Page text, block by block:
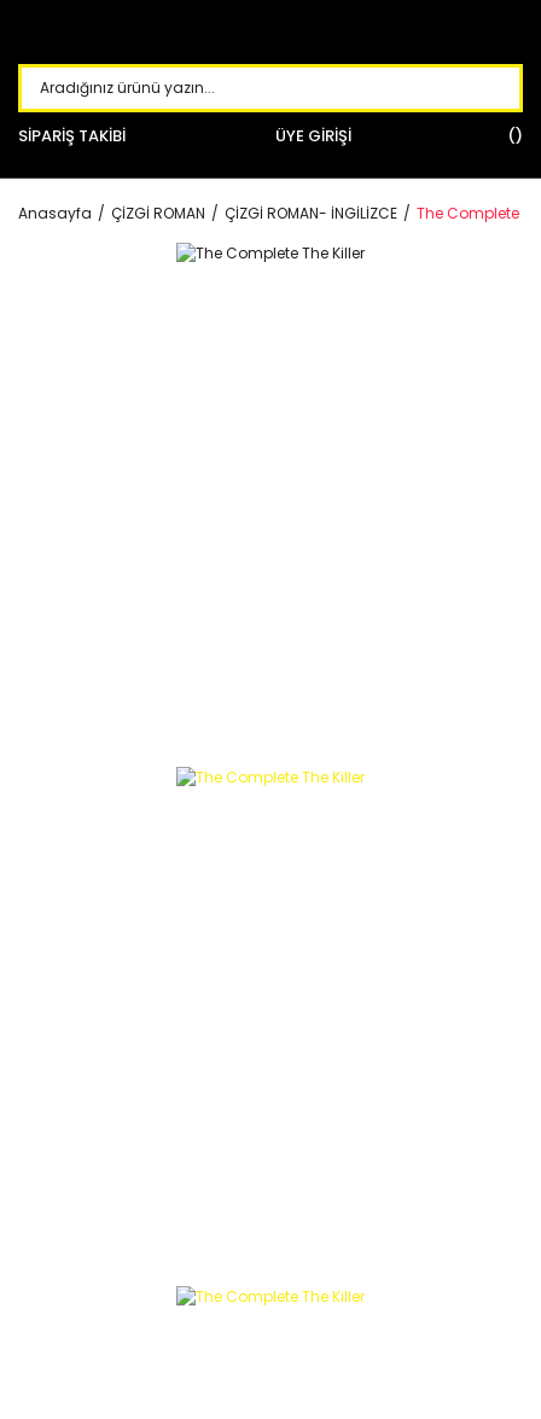
SİPARİŞ TAKİBİ ÜYE GİRİŞİ
Anasayfa ÇİZGİ ROMAN ÇİZGİ ROMAN- İNGİLİZCE The Complete